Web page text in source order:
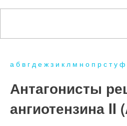
а б в г д е ж з и к л м н о п р с т у ф
Антагонисты
ангиотензина II